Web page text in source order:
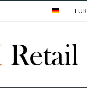
EUR